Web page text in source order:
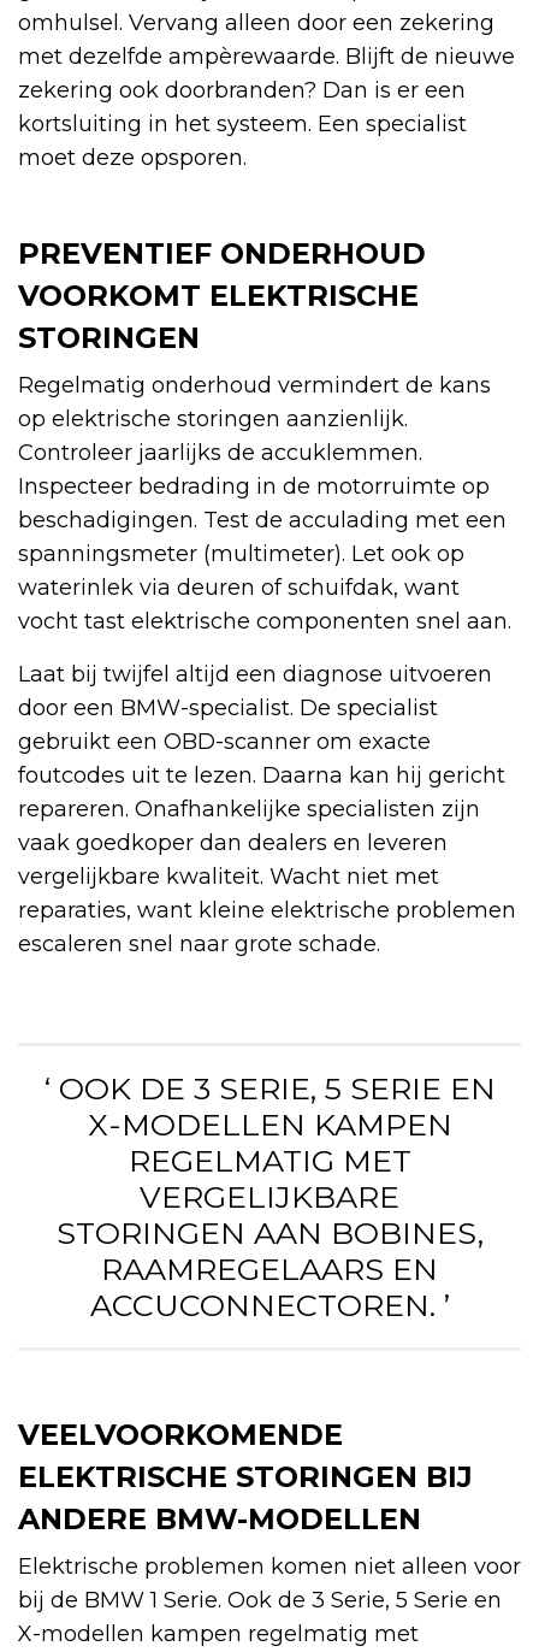
omhulsel. Vervang alleen door een zekering
met dezelfde ampèrewaarde. Blijft de nieuwe
zekering ook doorbranden? Dan is er een
kortsluiting in het systeem. Een specialist
moet deze opsporen.
PREVENTIEF ONDERHOUD
VOORKOMT ELEKTRISCHE
STORINGEN
Regelmatig onderhoud vermindert de kans
op elektrische storingen aanzienlijk.
Controleer jaarlijks de accuklemmen.
Inspecteer bedrading in de motorruimte op
beschadigingen. Test de acculading met een
spanningsmeter (multimeter). Let ook op
waterinlek via deuren of schuifdak, want
vocht tast elektrische componenten snel aan.
Laat bij twijfel altijd een diagnose uitvoeren
door een BMW-specialist. De specialist
gebruikt een OBD-scanner om exacte
foutcodes uit te lezen. Daarna kan hij gericht
repareren. Onafhankelijke specialisten zijn
vaak goedkoper dan dealers en leveren
vergelijkbare kwaliteit. Wacht niet met
reparaties, want kleine elektrische problemen
escaleren snel naar grote schade.
‘ OOK DE 3 SERIE, 5 SERIE EN
X-MODELLEN KAMPEN
REGELMATIG MET
VERGELIJKBARE
STORINGEN AAN BOBINES,
RAAMREGELAARS EN
ACCUCONNECTOREN. ’
VEELVOORKOMENDE
ELEKTRISCHE STORINGEN BIJ
ANDERE BMW-MODELLEN
Elektrische problemen komen niet alleen voor
bij de BMW 1 Serie. Ook de 3 Serie, 5 Serie en
X-modellen kampen regelmatig met